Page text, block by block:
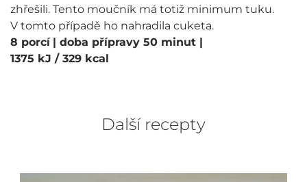
zhřešili. Tento moučník má totiž minimum tuku.
V tomto případě ho nahradila cuketa.
8 porcí | doba přípravy 50 minut |
1375 kJ / 329 kcal
Další recepty